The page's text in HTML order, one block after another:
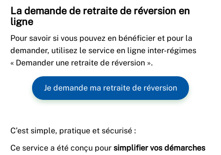
La demande de retraite de réversion en
ligne
Pour savoir si vous pouvez en bénéficier et pour la
demander, utilisez le service en ligne inter-régimes
« Demander une retraite de réversion ».
Je demande ma retraite de réversion
C’est simple, pratique et sécurisé :
Ce service a été conçu pour simplifier vos démarches